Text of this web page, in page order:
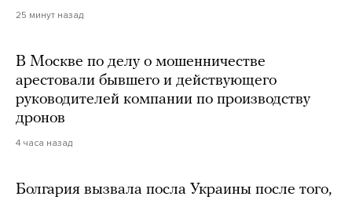
25 минут назад
В Москве по делу о мошенничестве
арестовали бывшего и действующего
руководителей компании по производству
дронов
4 часа назад
Болгария вызвала посла Украины после того,